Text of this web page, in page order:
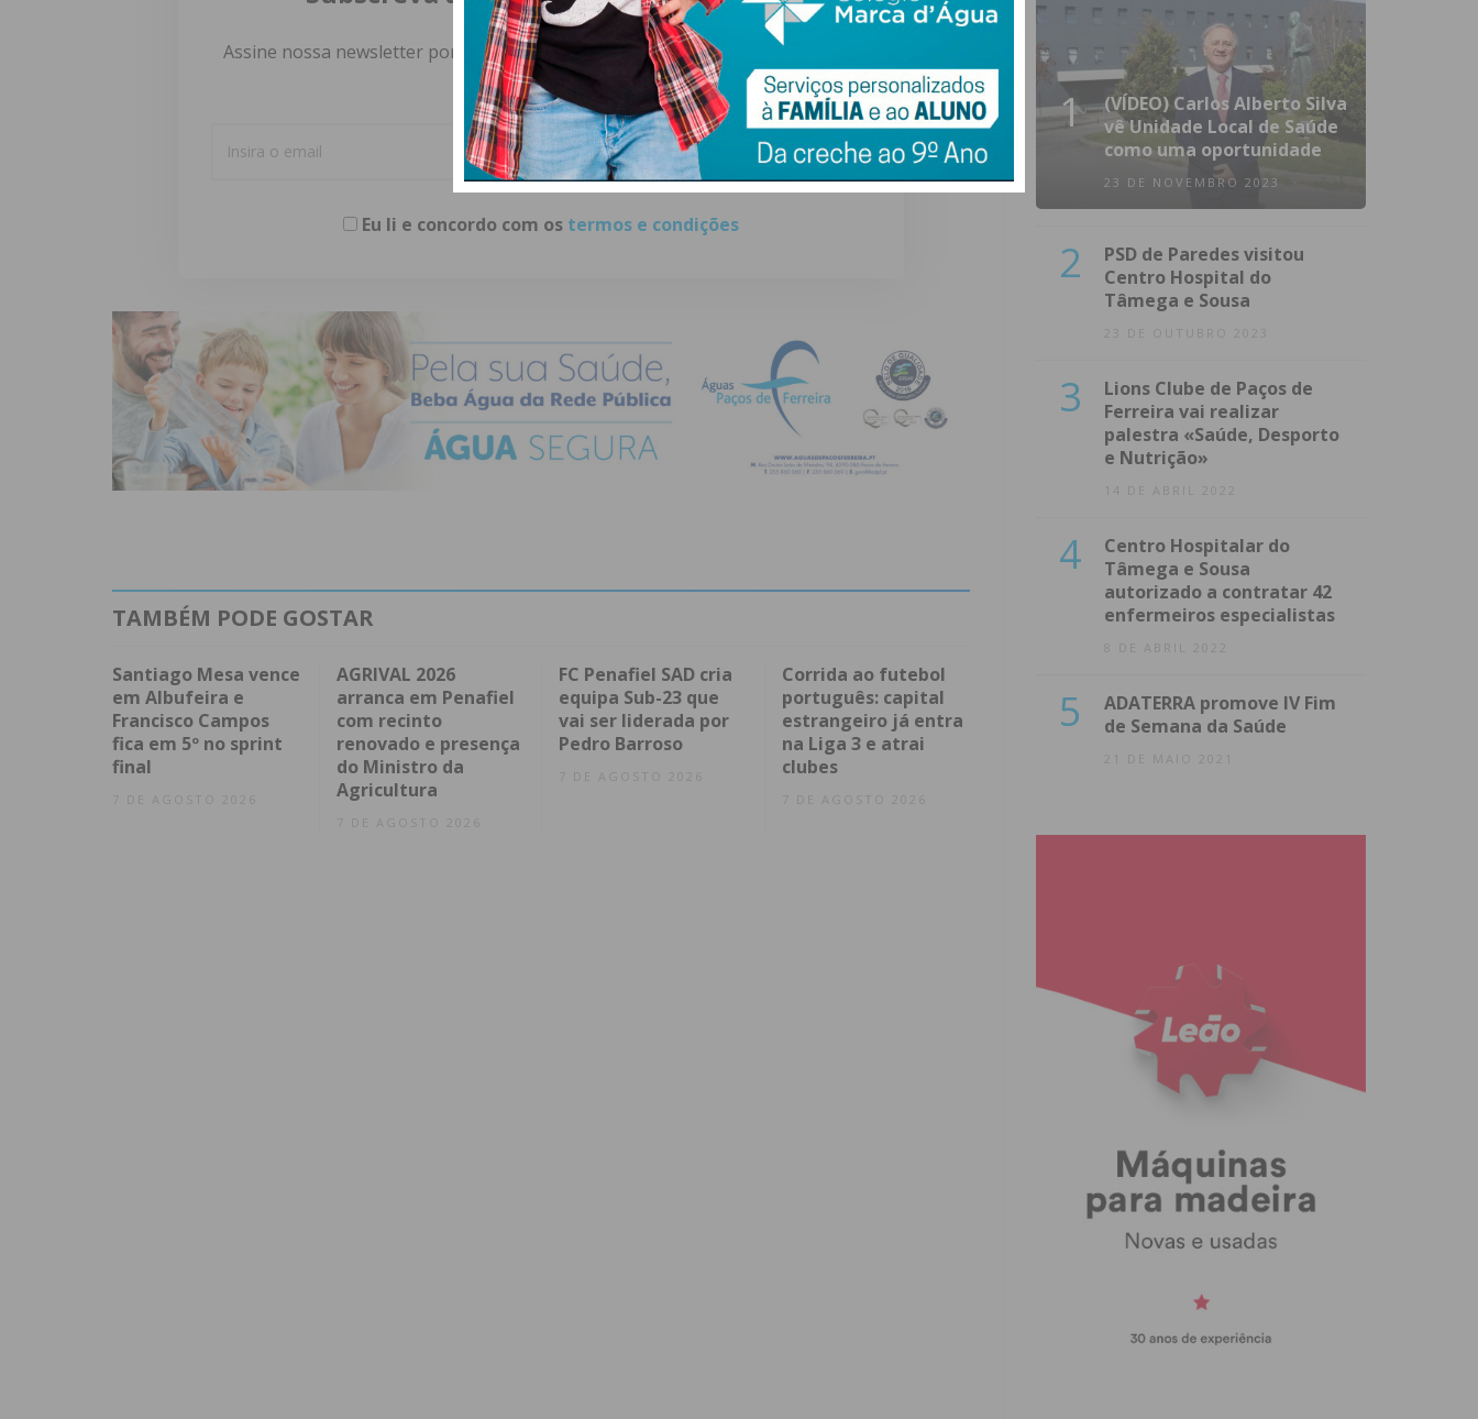
Assine nossa newsletter por e-mail e obtenha de forma regular a informação
atualizada.
Eu li e concordo com os termos e condições
TAMBÉM PODE GOSTAR
Santiago Mesa vence
em Albufeira e
Francisco Campos
fica em 5º no sprint
final
7 DE AGOSTO 2026
AGRIVAL 2026
arranca em Penafiel
com recinto
renovado e presença
do Ministro da
Agricultura
7 DE AGOSTO 2026
FC Penafiel SAD cria
equipa Sub-23 que
vai ser liderada por
Pedro Barroso
7 DE AGOSTO 2026
Corrida ao futebol
português: capital
estrangeiro já entra
na Liga 3 e atrai
clubes
7 DE AGOSTO 2026
1
(VÍDEO) Carlos Alberto Silva
vê Unidade Local de Saúde
como uma oportunidade
23 DE NOVEMBRO 2023
2
PSD de Paredes visitou
Centro Hospital do
Tâmega e Sousa
23 DE OUTUBRO 2023
3
Lions Clube de Paços de
Ferreira vai realizar
palestra «Saúde, Desporto
e Nutrição»
14 DE ABRIL 2022
4
Centro Hospitalar do
Tâmega e Sousa
autorizado a contratar 42
enfermeiros especialistas
8 DE ABRIL 2022
5
ADATERRA promove IV Fim
de Semana da Saúde
21 DE MAIO 2021